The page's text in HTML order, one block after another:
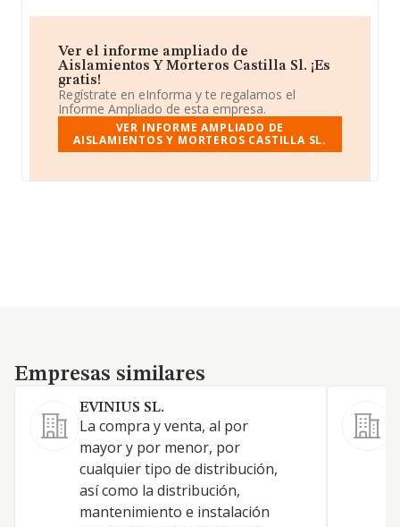
Ver el informe ampliado de
Aislamientos Y Morteros Castilla Sl. ¡Es
gratis!
Regístrate en eInforma y te regalamos el
Informe Ampliado de esta empresa.
VER INFORME AMPLIADO DE
AISLAMIENTOS Y MORTEROS CASTILLA SL.
Empresas similares
Empresas similares
EVINIUS SL.
La compra y venta, al por
mayor y por menor, por
cualquier tipo de distribución,
así como la distribución,
mantenimiento e instalación